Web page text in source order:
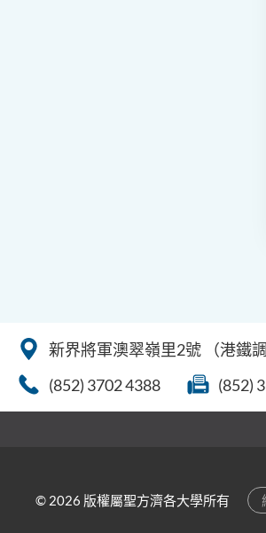
新界將軍澳翠嶺里2號
（港鐵
(852) 3702 4388
(852)
© 2026 版權屬聖方濟各大學所有